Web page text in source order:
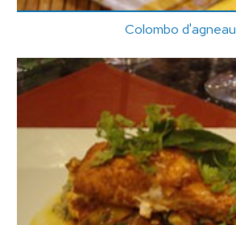
Colombo d'agneau